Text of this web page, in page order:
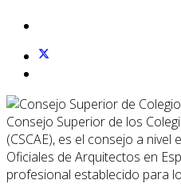
Consejo Superior de los
(CSCAE), es el consejo a nivel
Oficiales de Arquitectos en
profesional establecido para